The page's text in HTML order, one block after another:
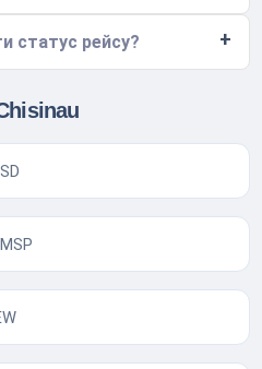
статус рейсу?
MSP